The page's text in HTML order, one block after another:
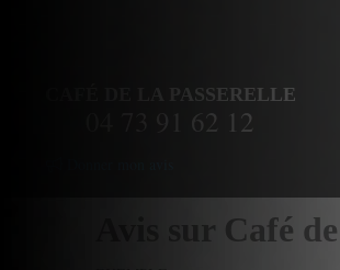
CAFÉ DE LA PASSERELLE
04 73 91 62 12
Avis sur Café